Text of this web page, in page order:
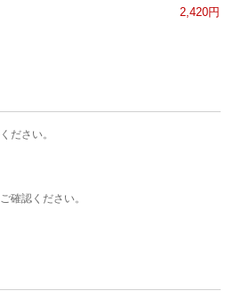
2,420円
ださい。
確認ください。